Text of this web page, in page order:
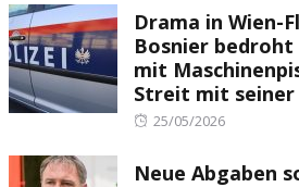
Drama in Wien-
Bosnier bedroht
mit
Streit mit
Posted
25/05/2026
Neue Abgaben